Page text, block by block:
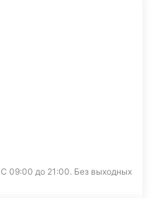
С 09:00 до 21:00. Без выходных